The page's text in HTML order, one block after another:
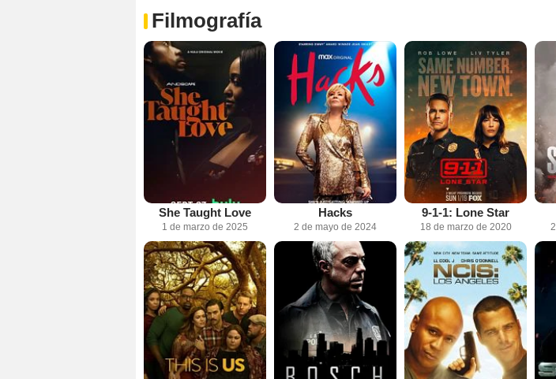
Filmografía
She Taught Love
1 de marzo de 2025
Hacks
2 de mayo de 2024
9-1-1: Lone Star
18 de marzo de 2020